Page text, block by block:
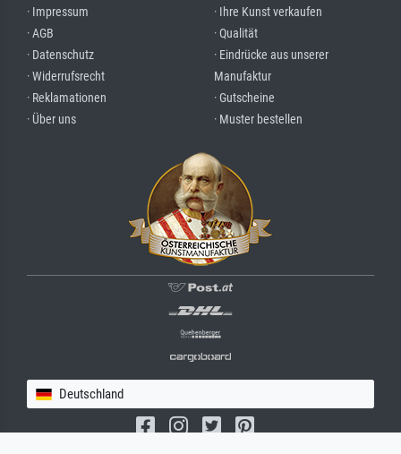
· Impressum
· AGB
· Datenschutz
· Widerrufsrecht
· Reklamationen
· Über uns
· Ihre Kunst verkaufen
· Qualität
· Eindrücke aus unserer
Manufaktur
· Gutscheine
· Muster bestellen
Deutschland